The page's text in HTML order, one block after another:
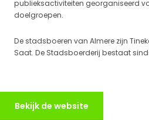
publieksactiviteiten georganiseerd
doelgroepen.
De stadsboeren van Almere zijn
Saat. De Stadsboerderij bestaat
Bekijk de website